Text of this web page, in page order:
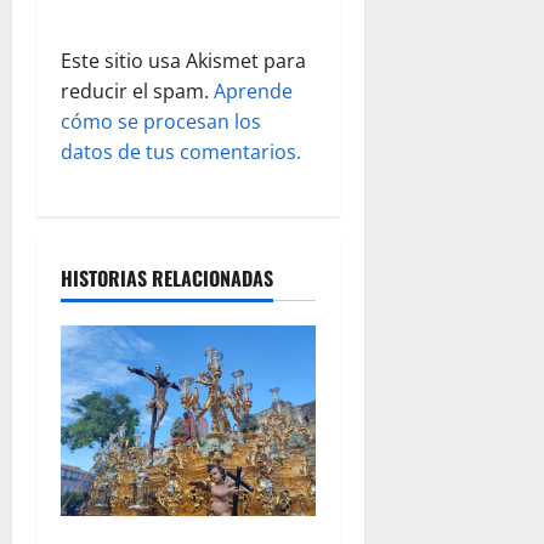
d
a
s
Este sitio usa Akismet para
reducir el spam. Aprende
cómo se procesan los
datos de tus comentarios.
HISTORIAS RELACIONADAS